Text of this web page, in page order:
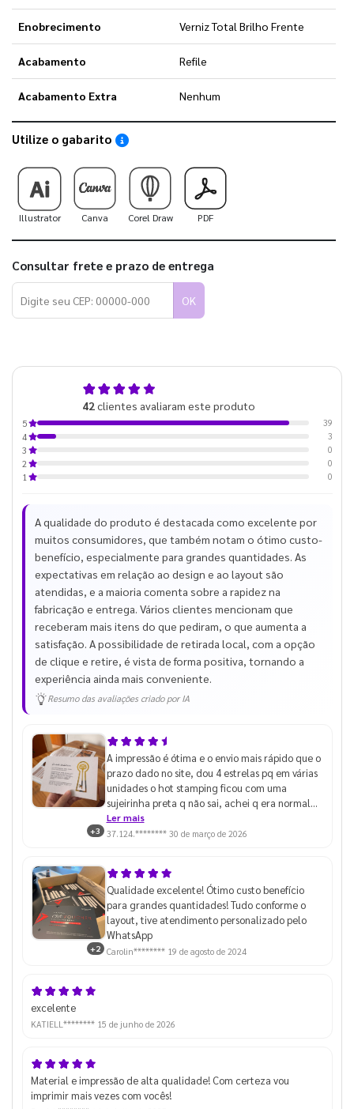
Enobrecimento Verniz Total Brilho Frente
Acabamento Refile
Acabamento Extra Nenhum
Utilize o gabarito Saiba como utilizar os nossos gabaritos
Illustrator Canva Corel Draw PDF
Consultar frete e prazo de entrega
OK
42clientes avaliaram este produto
5
39
4
3
3
0
2
0
1
0
A qualidade do produto é destacada como excelente por
muitos consumidores, que também notam o ótimo custo-
benefício, especialmente para grandes quantidades. As
expectativas em relação ao design e ao layout são
atendidas, e a maioria comenta sobre a rapidez na
fabricação e entrega. Vários clientes mencionam que
receberam mais itens do que pediram, o que aumenta a
satisfação. A possibilidade de retirada local, com a opção
de clique e retire, é vista de forma positiva, tornando a
experiência ainda mais conveniente.
Resumo das avaliações criado por IA
+3
A impressão é ótima e o envio mais rápido que o
prazo dado no site, dou 4 estrelas pq em várias
unidades o hot stamping ficou com uma
sujeirinha preta q não sai, achei q era normal
até pegar algumas unidades que estava
perfeito
Ler mais
37.124.******** 30 de março de 2026
+2
Qualidade excelente! Ótimo custo benefício
para grandes quantidades! Tudo conforme o
layout, tive atendimento personalizado pelo
WhatsApp
Carolin******** 19 de agosto de 2024
excelente
KATIELL******** 15 de junho de 2026
Material e impressão de alta qualidade! Com certeza vou
imprimir mais vezes com vocês!